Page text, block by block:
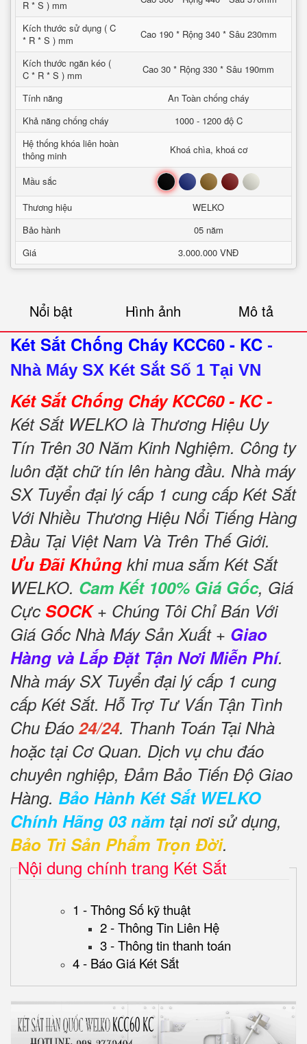
R * S ) mm
Kích thước sử dụng ( C
* R * S ) mm
Cao 190 * Rộng 340 * Sâu 230mm
Kích thước ngăn kéo (
C * R * S ) mm
Cao 30 * Rộng 330 * Sâu 190mm
Tính năng
An Toàn chống cháy
Khả năng chống cháy
1000 - 1200 độ C
Hệ thống khóa liên hoàn
thông minh
Khoá chìa, khoá cơ
Mầu sắc Đen Xanh Nâu Đỏ Trắng
Thương hiệu
WELKO
Bảo hành
05 năm
Giá
3.000.000 VNĐ
Nổi bật Hình ảnh Mô tả
Két Sắt Chống Cháy KCC60 - KC -
Nhà Máy SX Két Sắt Số 1 Tại VN
Két Sắt Chống Cháy KCC60 - KC -
Két Sắt WELKO là Thương Hiệu Uy
Tín Trên 30 Năm Kinh Nghiệm. Công ty
luôn đặt chữ tín lên hàng đầu. Nhà máy
SX Tuyển đại lý cấp 1 cung cấp Két Sắt
Với Nhiều Thương Hiệu Nổi Tiếng Hàng
Đầu Tại Việt Nam Và Trên Thế Giới.
Ưu Đãi Khủng khi mua sắm Két Sắt
WELKO. Cam Kết 100% Giá Gốc, Giá
Cực SOCK+ Chúng Tôi Chỉ Bán Với
Giá Gốc Nhà Máy Sản Xuất + Giao
Hàng và Lắp Đặt Tận Nơi Miễn Phí.
Nhà máy SX Tuyển đại lý cấp 1 cung
cấp Két Sắt. Hỗ Trợ Tư Vấn Tận Tình
Chu Đáo 24/24. Thanh Toán Tại Nhà
hoặc tại Cơ Quan. Dịch vụ chu đáo
chuyên nghiệp, Đảm Bảo Tiến Độ Giao
Hàng. Bảo Hành Két Sắt WELKO
Chính Hãng 03 năm tại nơi sử dụng,
Bảo Trì Sản Phẩm Trọn Đời.
Nội dung chính trang Két Sắt
1 - Thông Số kỹ thuật
2 - Thông Tin Liên Hệ
3 - Thông tin thanh toán
4 - Báo Giá Két Sắt